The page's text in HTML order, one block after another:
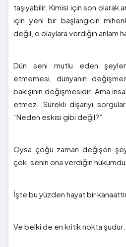
taşıyabilir. Kimisi için son olarak
için yeni bir başlangıcın
değil, o olaylara verdiğin anlam
Dün seni mutlu eden
etmemesi, dünyanın
bakışının değişmesidir. Ama
etmez. Sürekli dışarıyı
“Neden eskisi gibi değil?”
Oysa çoğu zaman değişen
çok, senin ona verdiğin
İşte bu yüzden hayat bir
Ve belki de en kritik nokta şudur: